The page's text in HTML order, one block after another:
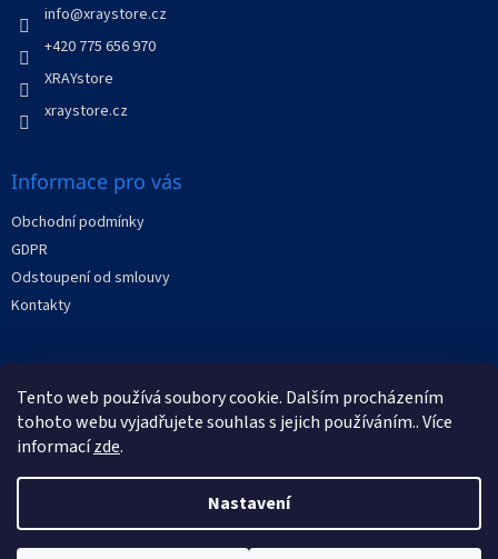
Tento web používá soubory cookie. Dalším procházením
tohoto webu vyjadřujete souhlas s jejich používáním.. Více
informacízde.
Nastavení
info@xraystore.cz
+420 775 656 970
XRAYstore
xraystore.cz
Informace pro vás
Obchodní podmínky
GDPR
Odstoupení od smlouvy
Kontakty
Facebook
Vytvořil Shoptet